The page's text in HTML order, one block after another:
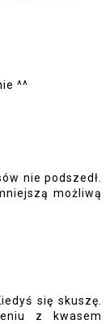
^^
nie podszedł.
możliwą
się skuszę.
z kwasem